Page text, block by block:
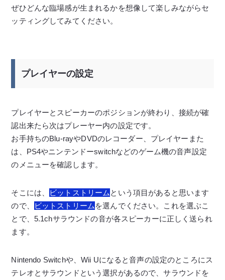
ぜひどんな臨場感が生まれるかを想像して楽しみながらセ
ッティングしてみてください。
プレイヤーの設定
プレイヤーとスピーカーのポジションが終わり、接続が確
認出来たら次はプレーヤー内の設定です。
お手持ちのBlu-rayやDVDのレコーダー、プレイヤーまた
は、PS4やニンテンドーswitchなどのゲーム機の音声設定
のメニューを確認します。
そこには、 ビットストリームという項目があると思います
ので、
ビットストリームを選んでください。これを選ぶこ
とで、5.1chサラウンドの音が各スピーカーに正しく送られ
ます。
Nintendo Switchや、‎Wii Uになると音声の設定のところにス
テレオとサラウンドという選択があるので、サラウンドを